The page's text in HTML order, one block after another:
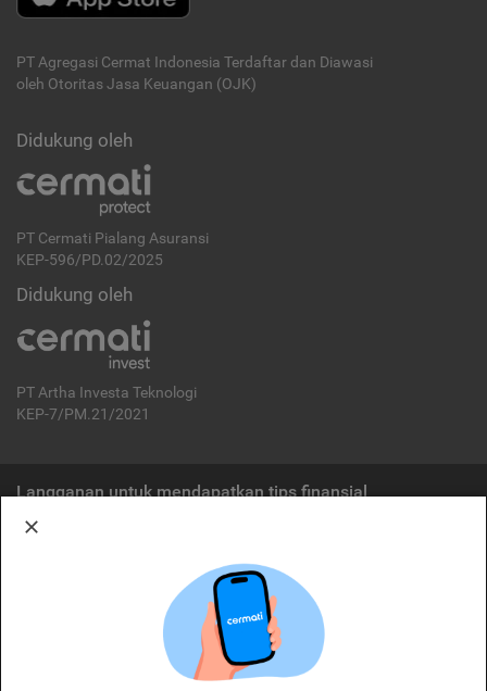
PT Agregasi Cermat Indonesia Terdaftar dan Diawasi
oleh Otoritas Jasa Keuangan (OJK)
Didukung oleh
PT Cermati Pialang Asuransi
KEP-596/PD.02/2025
Didukung oleh
PT Artha Investa Teknologi
KEP-7/PM.21/2021
Langganan untuk mendapatkan tips finansial
Cermati merupakan penyelenggara agregasi jasa keuangan yang terdaftar di
OJK. Oleh karena itu, produk dan/atau layanan jasa keuangan yang
ditawarkan bukan merupakan produk dan/atau layanan jasa keuangan yang
diterbitkan oleh Cermati dan Cermati tidak bertanggung jawab atas tuntutan